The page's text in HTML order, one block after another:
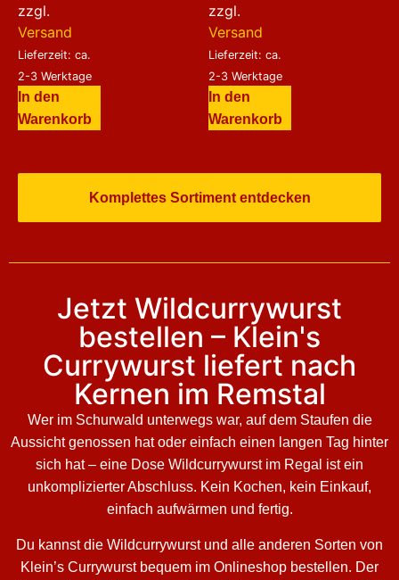
zzgl.
Versand
Lieferzeit: ca.
2-3 Werktage
In den
Warenkorb
zzgl.
Versand
Lieferzeit: ca.
2-3 Werktage
In den
Warenkorb
Komplettes Sortiment entdecken
Jetzt Wildcurrywurst
bestellen – Klein's
Currywurst liefert nach
Kernen im Remstal
Wer im Schurwald unterwegs war, auf dem Staufen die
Aussicht genossen hat oder einfach einen langen Tag hinter
sich hat – eine Dose Wildcurrywurst im Regal ist ein
unkomplizierter Abschluss. Kein Kochen, kein Einkauf,
einfach aufwärmen und fertig.
Du kannst die Wildcurrywurst und alle anderen Sorten von
Klein’s Currywurst bequem im Onlineshop bestellen. Der